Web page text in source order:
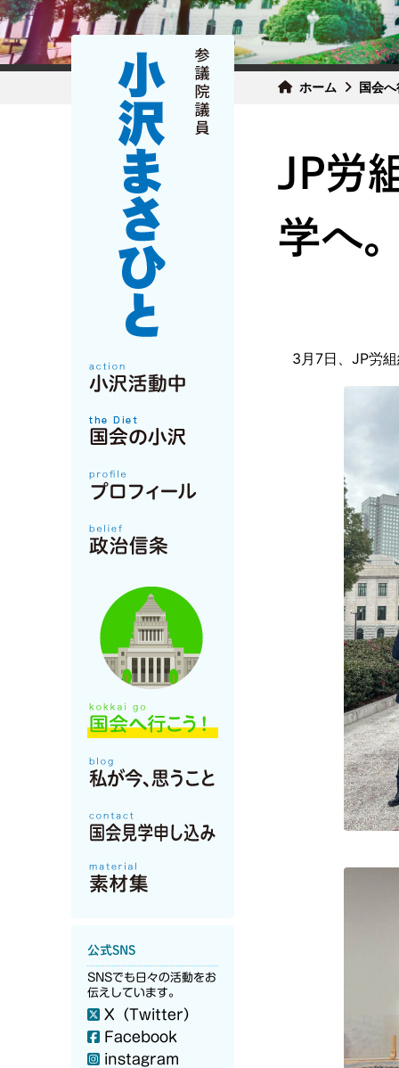
ホーム 国会
公式SNS
SNSでも日々の活動をお
伝えしています。
X（Twitter）
Facebook
instagram
JP労
学へ
3月7日、JP労組